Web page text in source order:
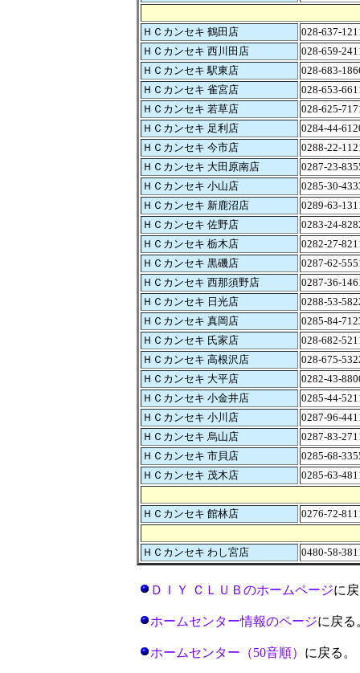
ＨＣカンセキ 鶴田店
028-637-
ＨＣカンセキ 西川田店
028-659-
ＨＣカンセキ 駅東店
028-683-
ＨＣカンセキ 雀宮店
028-653-
ＨＣカンセキ 若草店
028-625-
ＨＣカンセキ 足利店
0284-44-
ＨＣカンセキ 今市店
0288-22-
ＨＣカンセキ 大田原南店
0287-23-
ＨＣカンセキ 小山店
0285-30-
ＨＣカンセキ 新鹿沼店
0289-63-
ＨＣカンセキ 佐野店
0283-24-
ＨＣカンセキ 栃木店
0282-27-
ＨＣカンセキ 黒磯店
0287-62-
ＨＣカンセキ 西那須野店
0287-36-
ＨＣカンセキ 日光店
0288-53-
ＨＣカンセキ 真岡店
0285-84-
ＨＣカンセキ 氏家店
028-682-
ＨＣカンセキ 高根沢店
028-675-
ＨＣカンセキ 大平店
0282-43-
ＨＣカンセキ 小金井店
0285-44-
ＨＣカンセキ 小川店
0287-96-
ＨＣカンセキ 烏山店
0287-83-
ＨＣカンセキ 市貝店
0285-68-
ＨＣカンセキ 茂木店
0285-63-
ＨＣカンセキ 館林店 0276-72-
ＨＣカンセキ わし宮店 0480-58-
ＤＩＹ ＣＬＵＢのホームページに
ホームセンター情報のページに戻る
ホームセンター（50音順） に戻る。